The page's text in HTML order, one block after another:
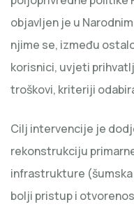
objavljen je u
njime se, između
korisnici, uvjeti
troškovi, kriteriji
Cilj intervencije je
rekonstrukciju
infrastrukture
bolji pristup i